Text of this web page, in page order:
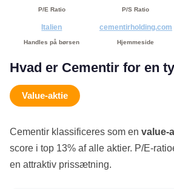
P/E Ratio P/S Ratio
Italien
Handles på børsen
cementirholding.com
Hjemmeside
Hvad er Cementir for en
Value-aktie
Cementir klassificeres som en value-
score i top 13% af alle aktier. P/E-
en attraktiv prissætning.